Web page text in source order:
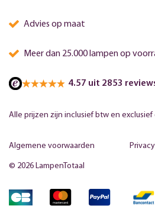
Advies op maat
Meer dan 25.000 lampen op
4.57 uit 2853
Alle prijzen zijn inclusief btw en
© 2026 LampenTotaal
Algemene voorwaarden